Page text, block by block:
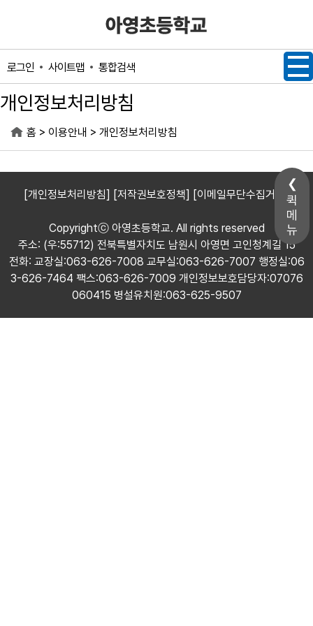
퀵
메
뉴
로그인 사이트맵 통합검색
개인정보처리방침
홈 > 이용안내 > 개인정보처리방침
[개인정보처리방침] [저작권보호정책] [이메일무단수집거부]
Copyrightⓒ 아영초등학교. All rights reserved
주소: (우:55712) 전북특별자치도 남원시 아영면 고인청계길 15
전화: 교장실:063-626-7008 교무실:063-626-7007 행정실:06
3-626-7464 팩스:063-626-7009 개인정보보호담당자:07076
060415 병설유치원:063-625-9507